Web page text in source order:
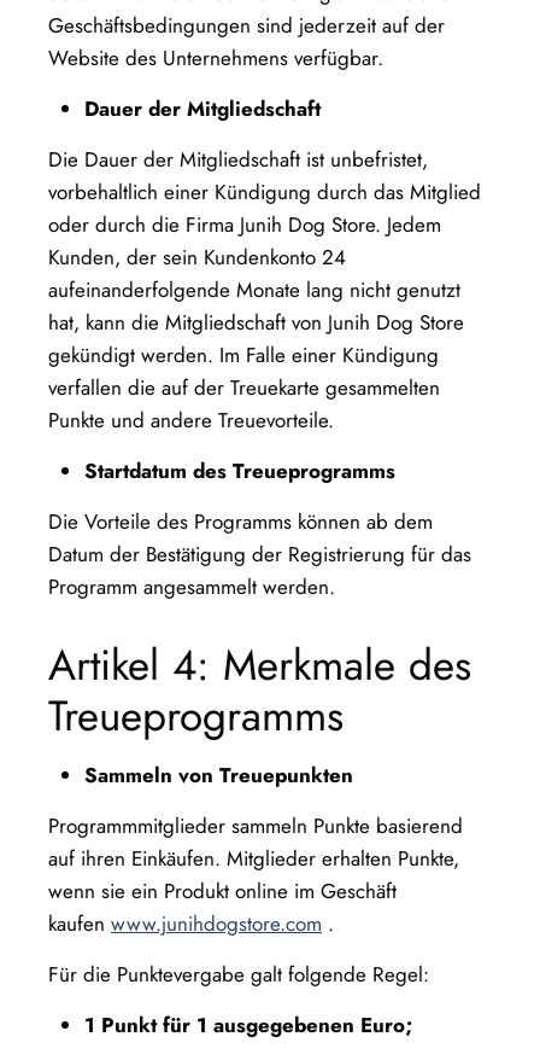
Geschäftsbedingungen sind jederzeit auf der
Website des Unternehmens verfügbar.
Dauer der Mitgliedschaft
Die Dauer der Mitgliedschaft ist unbefristet,
vorbehaltlich einer Kündigung durch das Mitglied
oder durch die Firma Junih Dog Store. Jedem
Kunden, der sein Kundenkonto 24
aufeinanderfolgende Monate lang nicht genutzt
hat, kann die Mitgliedschaft von Junih Dog Store
gekündigt werden. Im Falle einer Kündigung
verfallen die auf der Treuekarte gesammelten
Punkte und andere Treuevorteile.
Startdatum des Treueprogramms
Die Vorteile des Programms können ab dem
Datum der Bestätigung der Registrierung für das
Programm angesammelt werden.
Artikel 4: Merkmale des
Treueprogramms
Sammeln von Treuepunkten
Programmmitglieder sammeln Punkte basierend
auf ihren Einkäufen. Mitglieder erhalten Punkte,
wenn sie ein Produkt online im Geschäft
kaufen www.junihdogstore.com .
Für die Punktevergabe galt folgende Regel:
1 Punkt für 1 ausgegebenen Euro;